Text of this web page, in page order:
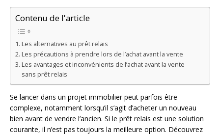
Contenu de l'article
Les alternatives au prêt relais
Les précautions à prendre lors de l’achat avant la vente
Les avantages et inconvénients de l’achat avant la vente
sans prêt relais
Se lancer dans un projet immobilier peut parfois être
complexe, notamment lorsqu’il s’agit d’acheter un nouveau
bien avant de vendre l’ancien. Si le prêt relais est une solution
courante, il n’est pas toujours la meilleure option. Découvrez